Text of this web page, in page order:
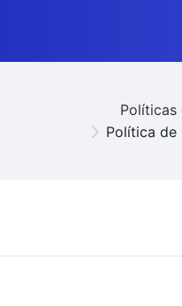
Políticas
Política de